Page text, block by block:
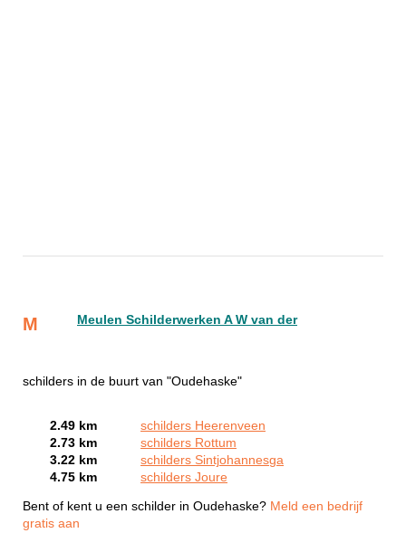
M Meulen Schilderwerken A W van der
schilders in de buurt van "Oudehaske"
2.49 km
schilders Heerenveen
2.73 km
schilders Rottum
3.22 km
schilders Sintjohannesga
4.75 km
schilders Joure
Bent of kent u een schilder in Oudehaske? Meld een bedrijf
gratis aan